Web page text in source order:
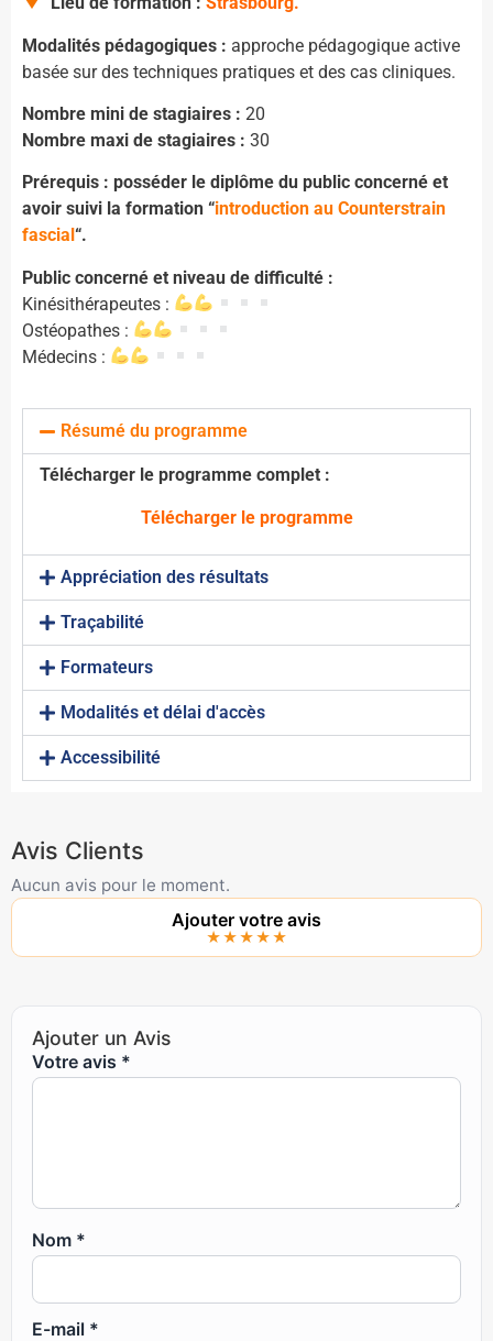
Modalités pédagogiques : approche pédagogique active
basée sur des techniques pratiques et des cas cliniques.
Nombre mini de stagiaires : 20
Nombre maxi de stagiaires : 30
Prérequis : posséder le diplôme du public concerné et
avoir suivi la formation “introduction au Counterstrain
fascial “.
Public concerné et niveau de difficulté :
Kinésithérapeutes :
Ostéopathes :
Médecins :
Résumé du programme
Télécharger le programme complet :
Télécharger le programme
Appréciation des résultats
Traçabilité
Formateurs
Modalités et délai d'accès
Accessibilité
Avis Clients
Aucun avis pour le moment.
Ajouter votre avis
★★★★★
Ajouter un Avis
Votre avis *
Nom *
E-mail *